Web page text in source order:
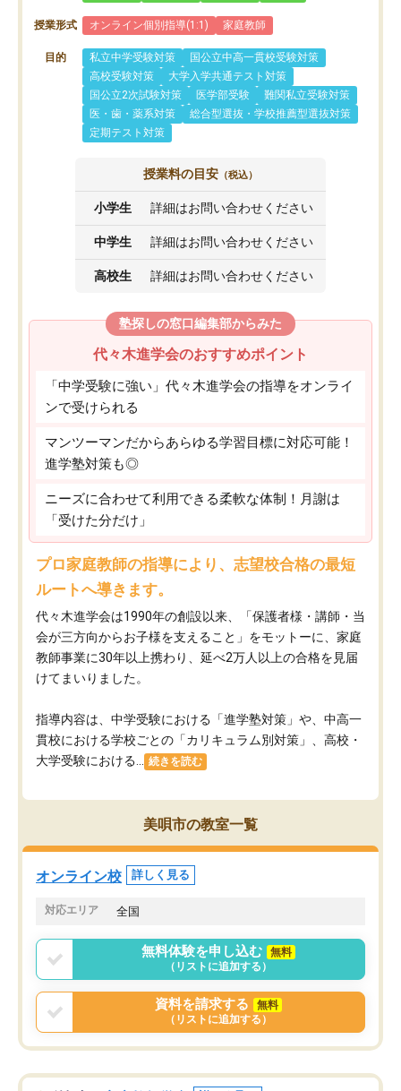
授業形式 オンライン個別指導(1:1) 家庭教師
目的 私立中学受験対策
国公立中高一貫校受験対策
高校受験対策
大学入学共通テスト対策
国公立2次試験対策
医学部受験
難関私立受験対策
医・歯・薬系対策
総合型選抜・学校推薦型選抜対策
定期テスト対策
授業料の目安 （税込）
小学生 詳細はお問い合わせください
中学生 詳細はお問い合わせください
高校生 詳細はお問い合わせください
塾探しの窓口編集部からみた
代々木進学会のおすすめポイント
「中学受験に強い」代々木進学会の指導をオンライ
ンで受けられる
マンツーマンだからあらゆる学習目標に対応可能！
進学塾対策も◎
ニーズに合わせて利用できる柔軟な体制！月謝は
「受けた分だけ」
プロ家庭教師の指導により、志望校合格の最短
ルートへ導きます。
代々木進学会は1990年の創設以来、「保護者様・講師・当
会が三方向からお子様を支えること」をモットーに、家庭
教師事業に30年以上携わり、延べ2万人以上の合格を見届
けてまいりました。
指導内容は、中学受験における「進学塾対策」や、中高一
貫校における学校ごとの「カリキュラム別対策」、高校・
大学受験における...
続きを読む
美唄市の教室一覧
オンライン校 詳しく見る
対応エリア 全国
無料体験を申し込む
無料
（リストに追加する）
資料を請求する
無料
（リストに追加する）